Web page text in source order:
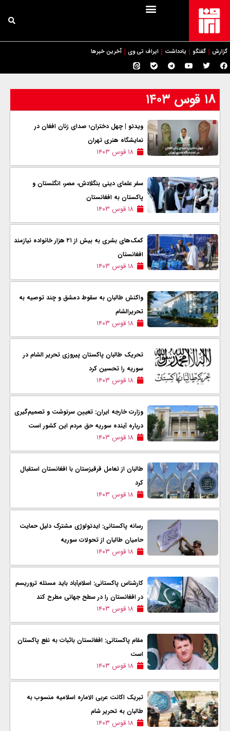
گزارش گفتگو یادداشت ایراف تی وی آخرین خبرها
۱۸ قوس ۱۴۰۳
ویدئو | چهل دختران؛ صدای زنان افغان در
نمایشگاه هنری تهران
۱۸ قوس ۱۴۰۳
سفر علمای دینی بنگلادش، مصر، انگلستان و
پاکستان به افغانستان
۱۸ قوس ۱۴۰۳
کمک‌های بشری به بیش از ۲۱ هزار خانواده نیازمند
افغانستان
۱۸ قوس ۱۴۰۳
واکنش طالبان به سقوط دمشق و چند توصیه به
تحریرالشام
۱۸ قوس ۱۴۰۳
تحریک طالبان پاکستان پیروزی تحریر الشام در
سوریه را تحسین کرد
۱۸ قوس ۱۴۰۳
وزارت خارجه ایران: تعیین سرنوشت و تصمیم‌گیری
درباره آینده سوریه حق مردم این کشور است
۱۸ قوس ۱۴۰۳
طالبان از تعامل قرقیزستان با افغانستان استقبال
کرد
۱۸ قوس ۱۴۰۳
رسانه پاکستانی: ایدئولوژی مشترک دلیل حمایت
حامیان طالبان از تحولات سوریه
۱۸ قوس ۱۴۰۳
کارشناس پاکستانی: اسلام‌آباد باید مسئله تروریسم
در افغانستان را در سطح جهانی مطرح کند
۱۸ قوس ۱۴۰۳
مقام پاکستانی: افغانستان باثبات به نفع پاکستان
است
۱۸ قوس ۱۴۰۳
تبریک اکانت عربی الاماره اسلامیه منسوب به
طالبان به تحریر شام
۱۸ قوس ۱۴۰۳